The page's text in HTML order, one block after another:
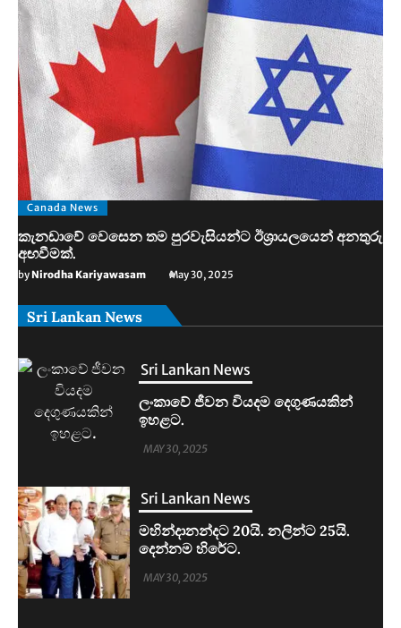
Canada News
කැනඩාවේ වෙසෙන තම පුරවැසියන්ට ඊශ්‍රායලයෙන් අනතුරු
අඟවීමක්.
by Nirodha Kariyawasam May 30, 2025
Sri Lankan News
Sri Lankan News
මහින්දානන්දට 20යි. නලින්ට 25යි.
දෙන්නම හිරේට.
MAY 30, 2025
Sri Lankan News
ආරුගම්බේට බිකිණි තහනමක්.
MAY 30, 2025